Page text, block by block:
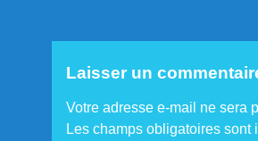
Laisser un
Votre adresse e-mail ne sera
Les champs obligatoires sont